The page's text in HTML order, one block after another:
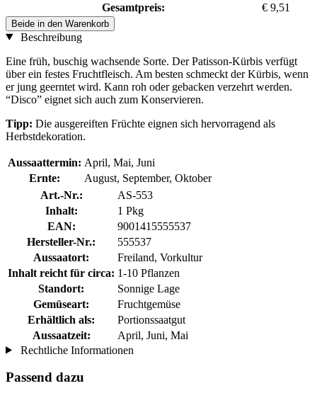
Gesamtpreis:
€ 9,51
Beide in den Warenkorb
Beschreibung
Eine früh, buschig wachsende Sorte. Der Patisson-Kürbis verfügt
über ein festes Fruchtfleisch. Am besten schmeckt der Kürbis, wenn
er jung geerntet wird. Kann roh oder gebacken verzehrt werden.
“Disco” eignet sich auch zum Konservieren.
Tipp: Die ausgereiften Früchte eignen sich hervorragend als
Herbstdekoration.
Aussaattermin: April, Mai, Juni
Ernte:
August, September, Oktober
Art.-Nr.:
AS-553
Inhalt:
1 Pkg
EAN:
9001415555537
Hersteller-Nr.:
555537
Aussaatort:
Freiland, Vorkultur
Inhalt reicht für circa: 1-10 Pflanzen
Standort:
Sonnige Lage
Gemüseart:
Fruchtgemüse
Erhältlich als:
Portionssaatgut
Aussaatzeit:
April, Juni, Mai
Rechtliche Informationen
Passend dazu